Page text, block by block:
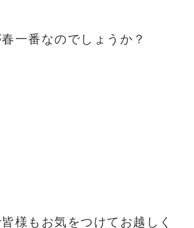
一番なのでしょうか？
様もお気をつけてお越しく